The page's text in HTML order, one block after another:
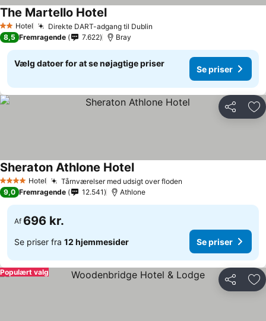
2 Stjerner
Hotel Direkte DART-adgang til Dublin
The Martello Hotel
8,5 Fremragende 7.622 Bray
Vælg datoer for at se nøjagtige priser
Se priser
Del
4 StjernerHotel Tårnværelser med udsigt over floden
Sheraton Athlone Hotel
9,0 Fremragende 12.541 Athlone
Af 696 kr.
Se priser fra 12 hjemmesider Se priser
Del
Populært valg